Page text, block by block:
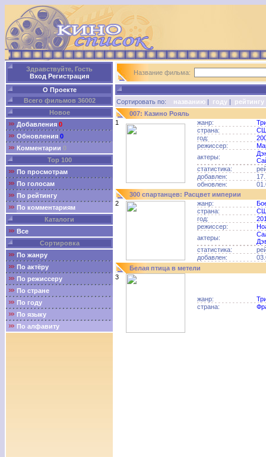
Здравствуйте, Гость
Вход Регистрация
О Проекте
Всего фильмов 36002
Новое
Добавления 0
Обновления 0
Комментарии 0
Top 100
По просмотрам
По голосам
По рейтингу
По комментариям
Каталоги
Все
Сортировка
По жанру
По актёру
По режиссеру
По стране
По году
По языку
По алфавиту
Название фильма:
Сортировать по: названию | году | рейтингу
007: Казино Рояль
1
жанр:
страна:
год:
режиссер:
актеры:
статистика:
добавлен:
обновлен:
300 спартанцев: Расцвет империи
2
жанр:
страна:
год:
режиссер:
актеры:
статистика:
добавлен:
Белая птица в метели
3
жанр:
страна: